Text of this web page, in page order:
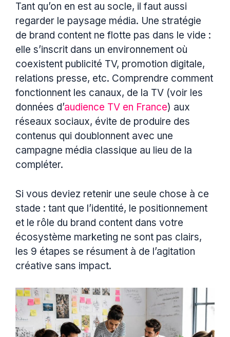
Tant qu’on en est au socle, il faut aussi
regarder le paysage média. Une stratégie
de brand content ne flotte pas dans le vide :
elle s’inscrit dans un environnement où
coexistent publicité TV, promotion digitale,
relations presse, etc. Comprendre comment
fonctionnent les canaux, de la TV (voir les
données d’audience TV en France) aux
réseaux sociaux, évite de produire des
contenus qui doublonnent avec une
campagne média classique au lieu de la
compléter.
Si vous deviez retenir une seule chose à ce
stade : tant que l’identité, le positionnement
et le rôle du brand content dans votre
écosystème marketing ne sont pas clairs,
les 9 étapes se résument à de l’agitation
créative sans impact.